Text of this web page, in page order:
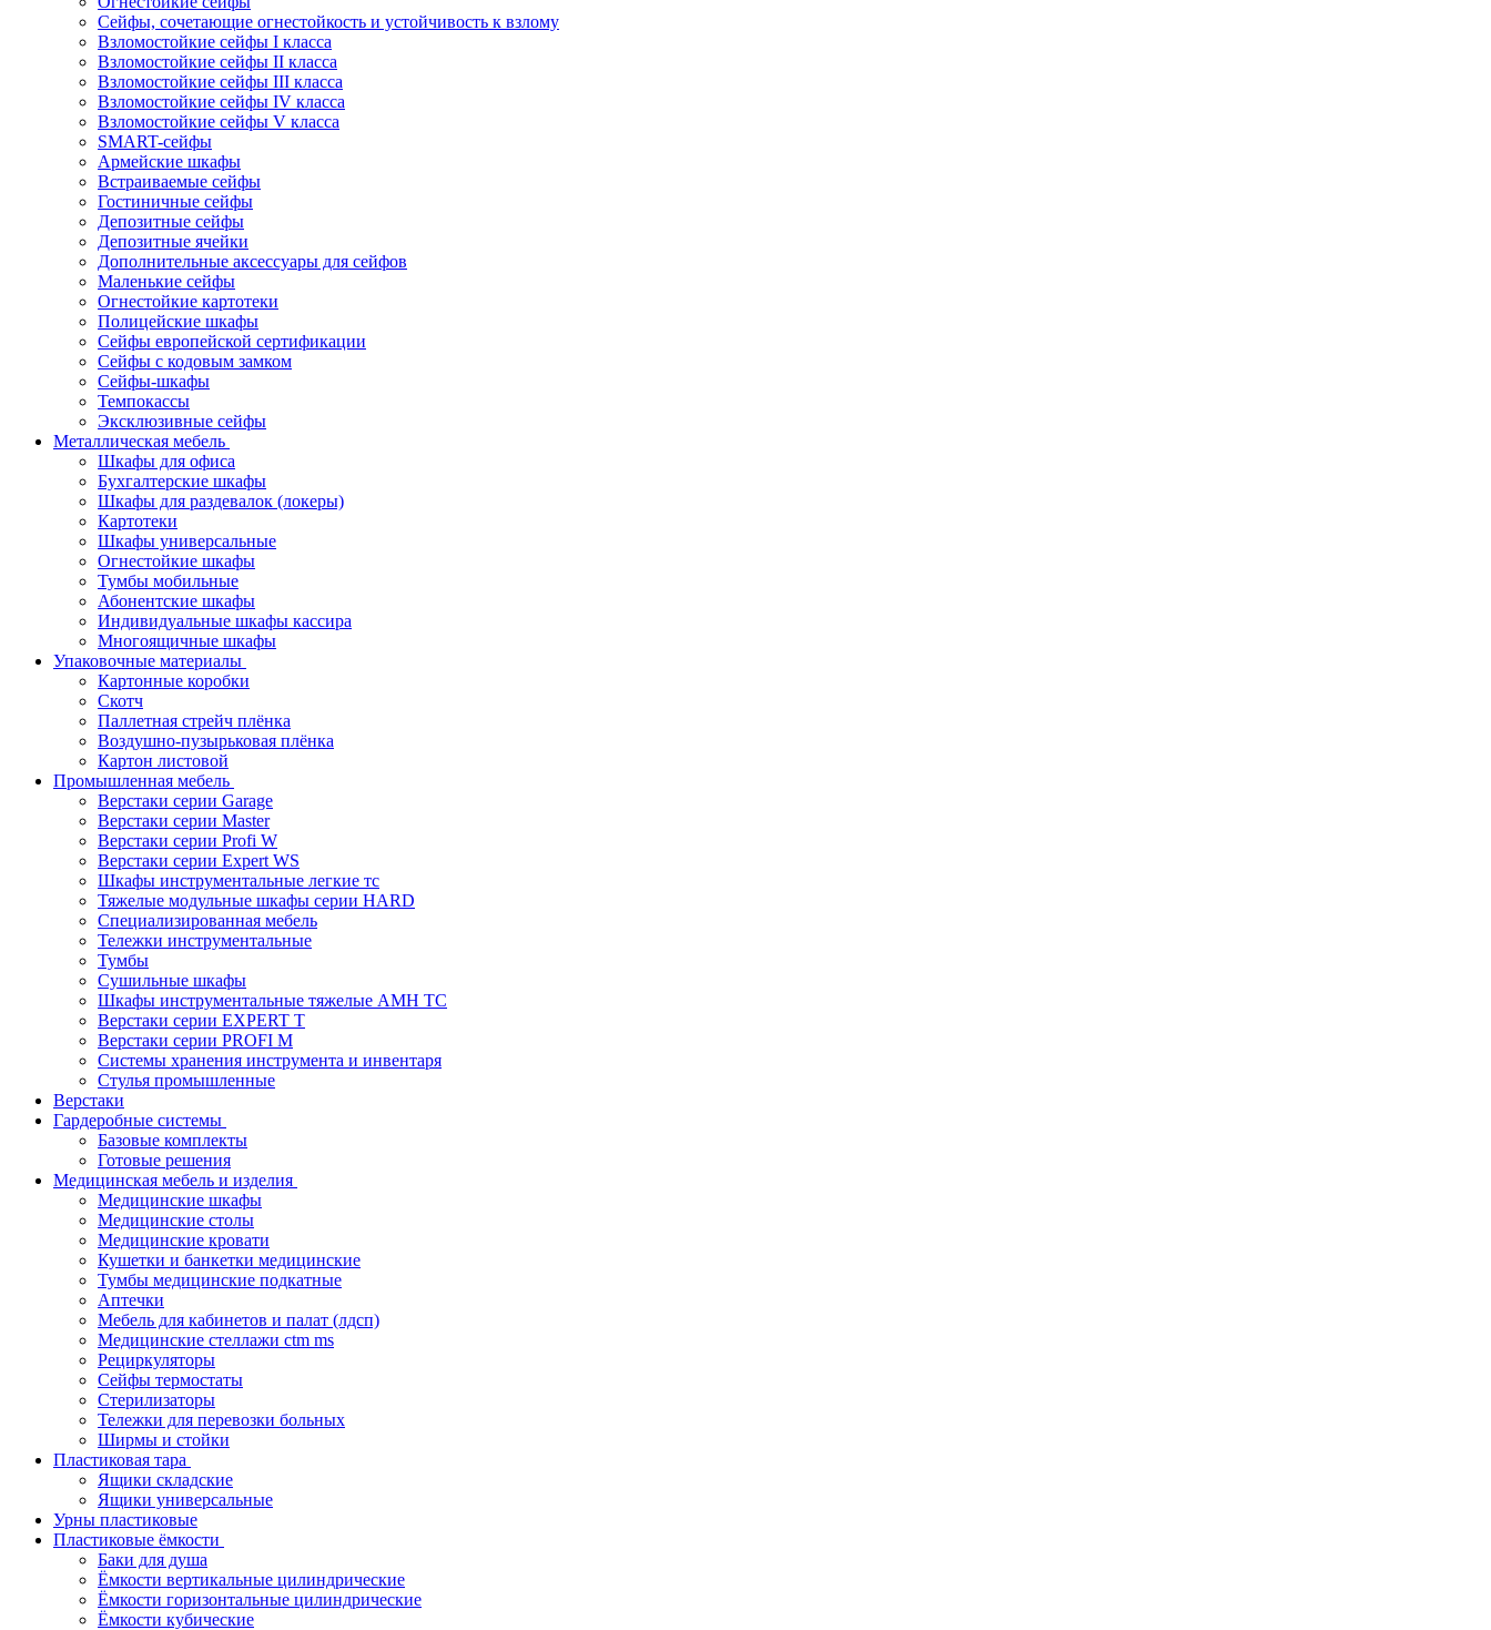
Сейфы, сочетающие огнестойкость и устойчивость к взлому
Взломостойкие сейфы I класса
Взломостойкие сейфы II класса
Взломостойкие сейфы III класса
Взломостойкие сейфы IV класса
Взломостойкие сейфы V класса
SMART-сейфы
Армейские шкафы
Встраиваемые сейфы
Гостиничные сейфы
Депозитные сейфы
Депозитные ячейки
Дополнительные аксессуары для сейфов
Маленькие сейфы
Огнестойкие картотеки
Полицейские шкафы
Сейфы европейской сертификации
Сейфы с кодовым замком
Сейфы-шкафы
Темпокассы
Эксклюзивные сейфы
Металлическая мебель
Шкафы для офиса
Бухгалтерские шкафы
Шкафы для раздевалок (локеры)
Картотеки
Шкафы универсальные
Огнестойкие шкафы
Тумбы мобильные
Абонентские шкафы
Индивидуальные шкафы кассира
Многоящичные шкафы
Упаковочные материалы
Картонные коробки
Скотч
Паллетная стрейч плёнка
Воздушно-пузырьковая плёнка
Картон листовой
Промышленная мебель
Верстаки серии Garage
Верстаки серии Master
Верстаки серии Profi W
Верстаки серии Expert WS
Шкафы инструментальные легкие тс
Тяжелые модульные шкафы серии HARD
Cпециализированная мебель
Тележки инструментальные
Тумбы
Cушильные шкафы
Шкафы инструментальные тяжелые AMH TC
Верстаки серии EXPERT T
Верстаки серии PROFI M
Системы хранения инструмента и инвентаря
Стулья промышленные
Верстаки
Гардеробные системы
Базовые комплекты
Готовые решения
Медицинская мебель и изделия
Медицинские шкафы
Медицинские столы
Медицинские кровати
Кушетки и банкетки медицинские
Тумбы медицинские подкатные
Аптечки
Мебель для кабинетов и палат (лдсп)
Медицинские стеллажи ctm ms
Рециркуляторы
Сейфы термостаты
Стерилизаторы
Тележки для перевозки больных
Ширмы и стойки
Пластиковая тара
Ящики складские
Ящики универсальные
Урны пластиковые
Пластиковые ёмкости
Баки для душа
Ёмкости вертикальные цилиндрические
Ёмкости горизонтальные цилиндрические
Ёмкости кубические